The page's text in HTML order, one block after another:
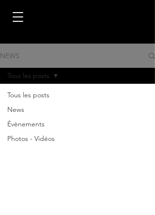
NEWS
Tous les posts
News
Évènements
Photos - Vidéos
Tous les posts